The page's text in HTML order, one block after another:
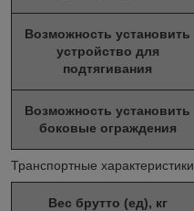
Возможность установить
устройство для
подтягивания
Возможность установить
боковые ограждения
Транспортные характеристики
Вес брутто (ед), кг